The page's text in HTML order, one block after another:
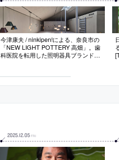
今津康夫 / ninkipen!による、奈良市の
「NEW LIGHT POTTERY 高畑」。歯
科医院を転用した照明器具ブランドの
台とし、照明だけでなく輝きや反射な
どの“様々な光の現象に満ちた空間”を
2025.12.05 FRI